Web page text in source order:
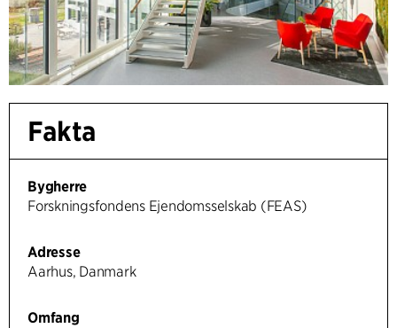
Fakta
Bygherre
Forskningsfondens Ejendomsselskab (FEAS)
Adresse
Aarhus, Danmark
Omfang